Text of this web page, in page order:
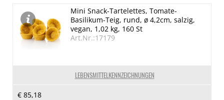
LEBENSMITTELKENNZEICHNUNGEN
Mini Snack-Tartelettes, Tomate-
Basilikum-Teig, rund, ø 4,2cm, salzig,
vegan, 1,02 kg, 160 St
Art.Nr.:17179
€ 85,18